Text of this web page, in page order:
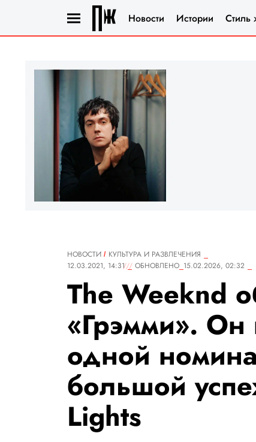
Новости Истории Стиль
НОВОСТИ
КУЛЬТУРА И РАЗВЛЕЧЕНИЯ
12.03.2021, 14:31
ОБНОВЛЕНО 15.02.2026, 02:32
The Weeknd
«Грэмми». Он
одной
большой
Lights